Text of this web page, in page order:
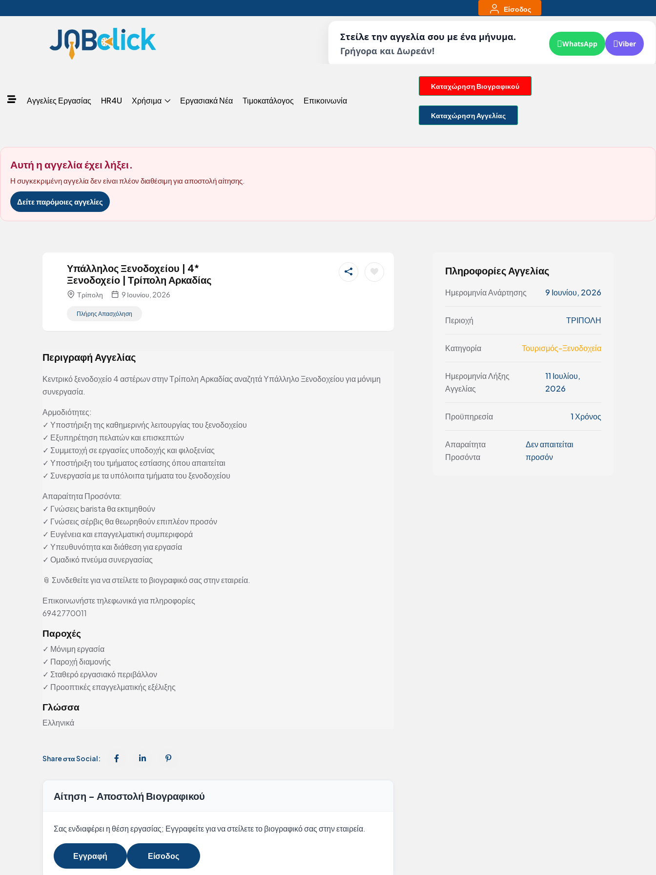
Είσοδος
Στείλε την αγγελία σου με ένα μήνυμα.
Γρήγορα και Δωρεάν!
WhatsApp Viber
Αγγελίες Εργασίας HR4U Χρήσιμα Εργασιακά Νέα Τιμοκατάλογος Επικοινωνία
Καταχώρηση Βιογραφικού
Καταχώρηση Αγγελίας
Αυτή η αγγελία έχει λήξει.
Η συγκεκριμένη αγγελία δεν είναι πλέον διαθέσιμη για αποστολή αίτησης.
Δείτε παρόμοιες αγγελίες
Υπάλληλος Ξενοδοχείου | 4*
Ξενοδοχείο | Τρίπολη Αρκαδίας
Τρίπολη 9 Ιουνίου, 2026
Πλήρης Απασχόληση
Περιγραφή Αγγελίας
Κεντρικό ξενοδοχείο 4 αστέρων στην Τρίπολη Αρκαδίας αναζητά Υπάλληλο Ξενοδοχείου για μόνιμη
συνεργασία.
Αρμοδιότητες:
✓ Υποστήριξη της καθημερινής λειτουργίας του ξενοδοχείου
✓ Εξυπηρέτηση πελατών και επισκεπτών
✓ Συμμετοχή σε εργασίες υποδοχής και φιλοξενίας
✓ Υποστήριξη του τμήματος εστίασης όπου απαιτείται
✓ Συνεργασία με τα υπόλοιπα τμήματα του ξενοδοχείου
Απαραίτητα Προσόντα:
✓ Γνώσεις barista θα εκτιμηθούν
✓ Γνώσεις σέρβις θα θεωρηθούν επιπλέον προσόν
✓ Ευγένεια και επαγγελματική συμπεριφορά
✓ Υπευθυνότητα και διάθεση για εργασία
✓ Ομαδικό πνεύμα συνεργασίας
📎 Συνδεθείτε για να στείλετε το βιογραφικό σας στην εταιρεία.
Επικοινωνήστε τηλεφωνικά για πληροφορίες
6942770011
Παροχές
✓ Μόνιμη εργασία
✓ Παροχή διαμονής
✓ Σταθερό εργασιακό περιβάλλον
✓ Προοπτικές επαγγελματικής εξέλιξης
Γλώσσα
Ελληνικά
Share στα Social:
Αίτηση - Αποστολή Βιογραφικού
Σας ενδιαφέρει η θέση εργασίας; Εγγραφείτε για να στείλετε το βιογραφικό σας στην εταιρεία.
Εγγραφή Είσοδος
Πληροφορίες Αγγελίας
Ημερομηνία Ανάρτησης 9 Ιουνίου, 2026
Περιοχή ΤΡΙΠΟΛΗ
Κατηγορία Τουρισμός-Ξενοδοχεία
Ημερομηνία Λήξης
Αγγελίας
11 Ιουλίου,
2026
Προϋπηρεσία 1 Χρόνος
Απαραίτητα
Προσόντα
Δεν απαιτείται
προσόν